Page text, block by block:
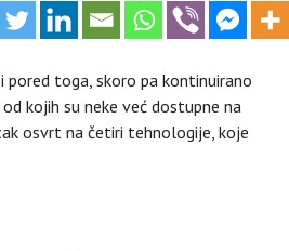
toga, skoro pa kontinuirano
od kojih su neke već dostupne na
osvrt na četiri tehnologije, koje